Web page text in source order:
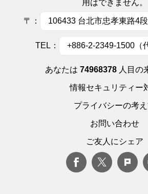
用はできません。
〒： 106433 台北市忠孝東路4
TEL： +886-2-2349-1500（
あなたは 74968378 人目の
情報セキュリティー
プライバシーの考
お問い合わせ
ご友人にシェア